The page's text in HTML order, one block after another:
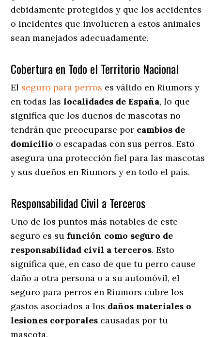
debidamente protegidos y que los accidentes
o incidentes que involucren a estos animales
sean manejados adecuadamente.
Cobertura en Todo el Territorio Nacional
El seguro para perros es válido en Riumors y
en todas laslocalidades de España, lo que
significa que los dueños de mascotas no
tendrán que preocuparse por cambios de
domicilio o escapadas con sus perros. Esto
asegura una protección fiel para las mascotas
y sus dueños en Riumors y en todo el país.
Responsabilidad Civil a Terceros
Uno de los puntos más notables de este
seguro es su función como seguro de
responsabilidad civil a terceros. Esto
significa que, en caso de que tu perro cause
daño a otra persona o a su automóvil, el
seguro para perros en Riumors cubre los
gastos asociados a los daños materiales o
lesiones corporales causadas por tu
mascota.